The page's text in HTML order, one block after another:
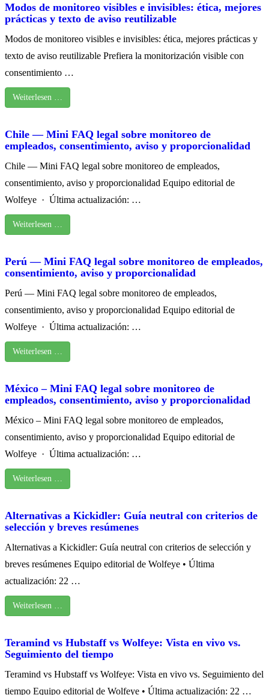
Modos de monitoreo visibles e invisibles: ética, mejores
prácticas y texto de aviso reutilizable
Modos de monitoreo visibles e invisibles: ética, mejores prácticas y
texto de aviso reutilizable Prefiera la monitorización visible con
consentimiento …
Weiterlesen …
Chile — Mini FAQ legal sobre monitoreo de
empleados, consentimiento, aviso y proporcionalidad
Chile — Mini FAQ legal sobre monitoreo de empleados,
consentimiento, aviso y proporcionalidad Equipo editorial de
Wolfeye · Última actualización: …
Weiterlesen …
Perú — Mini FAQ legal sobre monitoreo de empleados,
consentimiento, aviso y proporcionalidad
Perú — Mini FAQ legal sobre monitoreo de empleados,
consentimiento, aviso y proporcionalidad Equipo editorial de
Wolfeye · Última actualización: …
Weiterlesen …
México – Mini FAQ legal sobre monitoreo de
empleados, consentimiento, aviso y proporcionalidad
México – Mini FAQ legal sobre monitoreo de empleados,
consentimiento, aviso y proporcionalidad Equipo editorial de
Wolfeye · Última actualización: …
Weiterlesen …
Alternativas a Kickidler: Guía neutral con criterios de
selección y breves resúmenes
Alternativas a Kickidler: Guía neutral con criterios de selección y
breves resúmenes Equipo editorial de Wolfeye • Última
actualización: 22 …
Weiterlesen …
Teramind vs Hubstaff vs Wolfeye: Vista en vivo vs.
Seguimiento del tiempo
Teramind vs Hubstaff vs Wolfeye: Vista en vivo vs. Seguimiento del
tiempo Equipo editorial de Wolfeye • Última actualización: 22 …